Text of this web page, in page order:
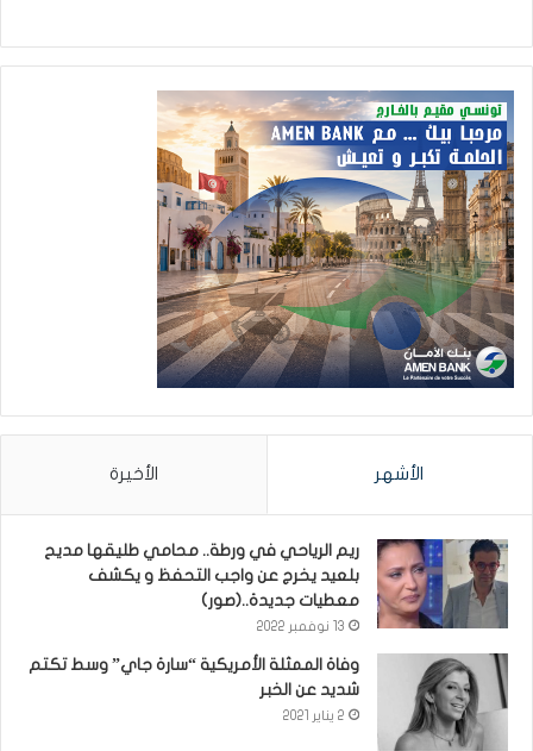
الأشهر الأخيرة
ريم الرياحي في ورطة.. محامي طليقها مديح
بلعيد يخرج عن واجب التحفظ و يكشف
معطيات جديدة..(صور)
13 نوفمبر 2022
وفاة الممثلة الأمريكية “سارة جاي” وسط تكتم
شديد عن الخبر
2 يناير 2021